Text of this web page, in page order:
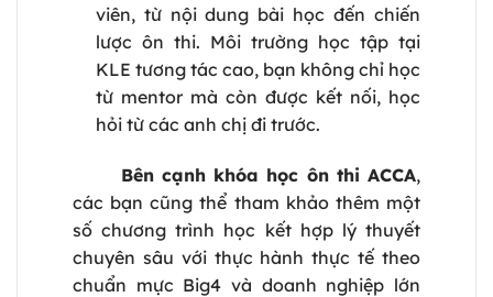
viên, từ nội dung bài học đến chiến
lược ôn thi. Môi trường học tập tại
KLE tương tác cao, bạn không chỉ học
từ mentor mà còn được kết nối, học
hỏi từ các anh chị đi trước.
Bên cạnh khóa học ôn thi ACCA,
các bạn cũng thể tham khảo thêm một
số chương trình học kết hợp lý thuyết
chuyên sâu với thực hành thực tế theo
chuẩn mực Big4 và doanh nghiệp lớn